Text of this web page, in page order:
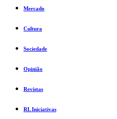
Mercado
Cultura
Sociedade
Opinião
Revistas
RL Iniciativas